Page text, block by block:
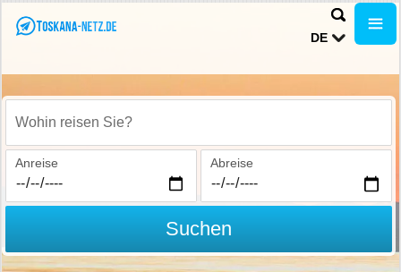
DE
Wohin reisen Sie?
Anreise Abreise
Suchen